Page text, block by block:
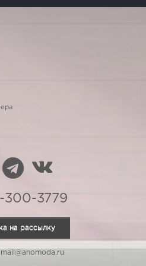
300-3779
на рассылку